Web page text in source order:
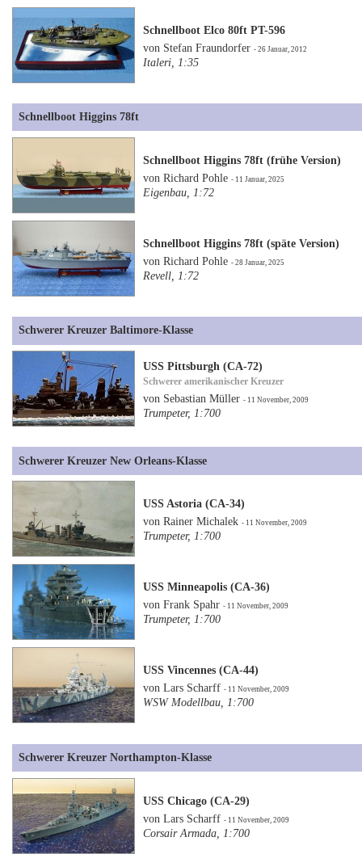
Schnellboot Elco 80ft PT-596
von Stefan Fraundorfer- 26 Januar, 2012
Italeri, 1:35
Schnellboot Higgins 78ft
Schnellboot Higgins 78ft (frühe Version)
von Richard Pohle- 11 Januar, 2025
Eigenbau, 1:72
Schnellboot Higgins 78ft (späte Version)
von Richard Pohle- 28 Januar, 2025
Revell, 1:72
Schwerer Kreuzer Baltimore-Klasse
USS Pittsburgh (CA-72)
Schwerer amerikanischer Kreuzer
von Sebastian Müller- 11 November, 2009
Trumpeter, 1:700
Schwerer Kreuzer New Orleans-Klasse
USS Astoria (CA-34)
von Rainer Michalek- 11 November, 2009
Trumpeter, 1:700
USS Minneapolis (CA-36)
von Frank Spahr- 11 November, 2009
Trumpeter, 1:700
USS Vincennes (CA-44)
von Lars Scharff- 11 November, 2009
WSW Modellbau, 1:700
Schwerer Kreuzer Northampton-Klasse
USS Chicago (CA-29)
von Lars Scharff- 11 November, 2009
Corsair Armada, 1:700